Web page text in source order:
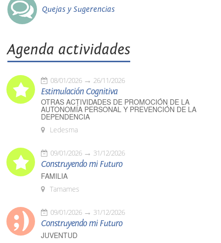
Quejas y Sugerencias
Agenda actividades
08/01/2026 26/11/2026
Estimulación Cognitiva
OTRAS ACTIVIDADES DE PROMOCIÓN DE LA
AUTONOMÍA PERSONAL Y PREVENCIÓN DE LA
DEPENDENCIA
Ledesma
09/01/2026 31/12/2026
Construyendo mi Futuro
FAMILIA
Tamames
09/01/2026 31/12/2026
Construyendo mi Futuro
JUVENTUD